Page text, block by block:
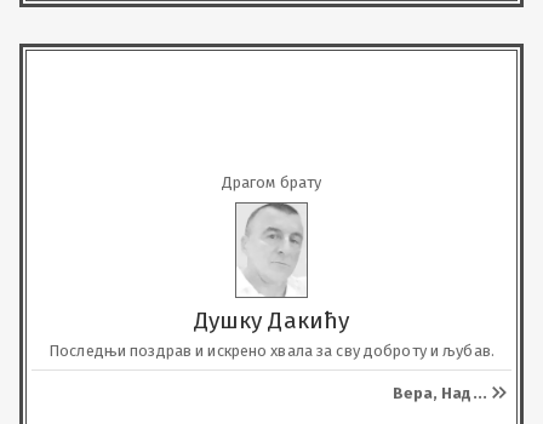
Драгом брату
Душку Дакићу
Последњи поздрав и искрено хвала за сву доброту и љубав.
Вера, Над ...